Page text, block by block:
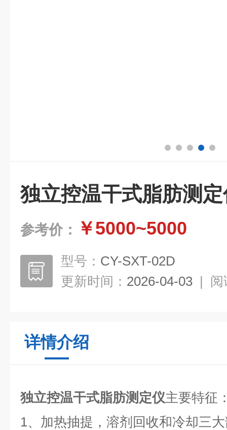
独立控温干式脂肪测
参考价： ￥5000~5000
型号： CY-SXT-02D
更新时间： 2026-04-03 | 阅
详情介绍
独立控温干式脂肪测定仪主要特征
1、加热抽提，溶剂回收和冷却三